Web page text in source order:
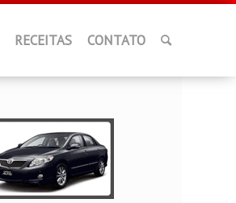
RECEITAS CONTATO